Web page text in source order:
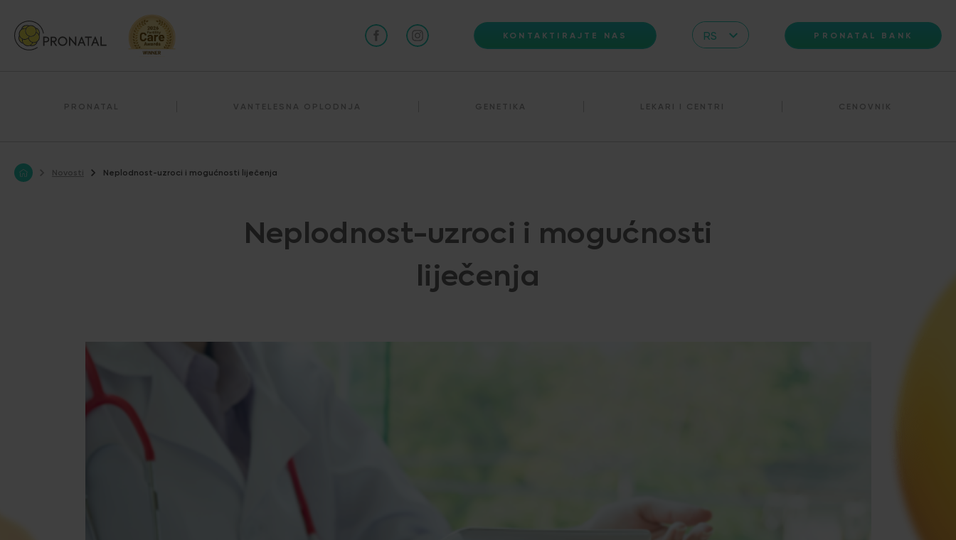
KONTAKTIRAJTE NAS
RS
DE
PRONATAL BANK
PRONATAL VANTELESNA OPLODNJA GENETIKA LEKARI I CENTRI CENOVNIK
Novosti Neplodnost-uzroci i mogućnosti liječenja
Neplodnost-uzroci i mogućnosti
liječenja